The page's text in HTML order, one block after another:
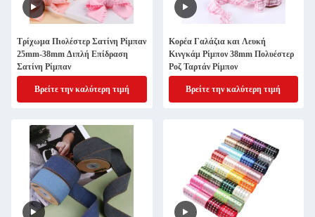
Τρίχωμα Πιολέστερ Σατίνη Ρίμπαν
25mm-38mm Διπλή Επίδραση
Σατίνη Ρίμπαν
Βρείτε την καλύτερη τιμή
Κορέα Γαλάζια και Λευκή
Κινγκάμ Ρίμπον 38mm Πολυέστερ
Ροζ Ταρτάν Ρίμπον
Βρείτε την καλύτερη τιμή